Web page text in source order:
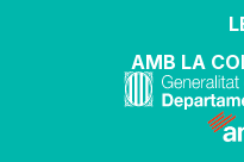
AMB LA